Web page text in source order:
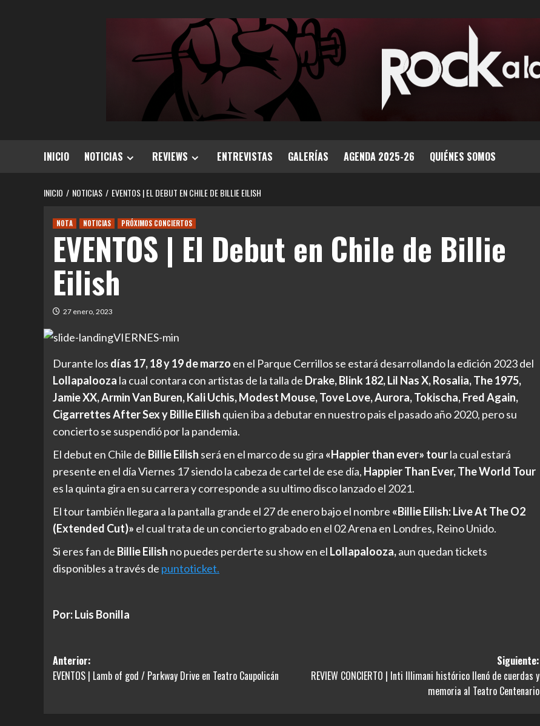
INICIO NOTICIAS REVIEWS ENTREVISTAS GALERÍAS AGENDA 2025-26 QUIÉNES SOMOS
INICIO NOTICIAS EVENTOS | EL DEBUT EN CHILE DE BILLIE EILISH
NOTA NOTICIAS PRÓXIMOS CONCIERTOS
EVENTOS | El Debut en Chile de Billie
Eilish
27 enero, 2023
Durante los días 17, 18 y 19 de marzo en el Parque Cerrillos se estará desarrollando la edición 2023 del
Lollapalooza la cual contara con artistas de la talla de Drake, Blink 182, Lil Nas X, Rosalia, The 1975,
Jamie XX, Armin Van Buren, Kali Uchis, Modest Mouse, Tove Love, Aurora, Tokischa, Fred Again,
Cigarrettes After Sex y Billie Eilish quien iba a debutar en nuestro pais el pasado año 2020, pero su
concierto se suspendió por la pandemia.
El debut en Chile de Billie Eilish será en el marco de su gira «Happier than ever» tourla cual estará
presente en el día Viernes 17 siendo la cabeza de cartel de ese día, Happier Than Ever, The World Tour
es la quinta gira en su carrera y corresponde a su ultimo disco lanzado el 2021.
El tour también llegara a la pantalla grande el 27 de enero bajo el nombre «Billie Eilish: Live At The O2
(Extended Cut)» el cual trata de un concierto grabado en el 02 Arena en Londres, Reino Unido.
Si eres fan de Billie Eilish no puedes perderte su show en el Lollapalooza,aun quedan tickets
disponibles a través de puntoticket.
Por: Luis Bonilla
Navegación
de
Anterior:
EVENTOS | Lamb of god / Parkway Drive en Teatro Caupolicán
Siguiente:
REVIEW CONCIERTO | Inti Illimani histórico llenó de cuerdas y
memoria al Teatro Centenario